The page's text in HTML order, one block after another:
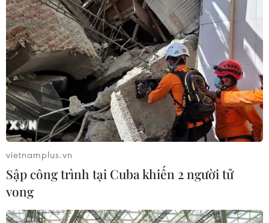
vietnamplus.vn
Sập công trình tại Cuba khiến 2 người tử
vong